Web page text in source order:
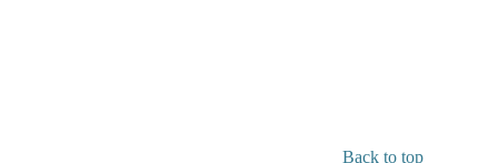
Back to top